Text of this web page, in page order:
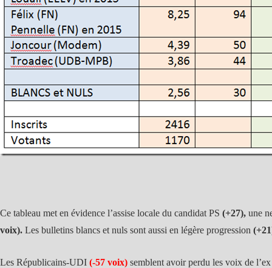
Ce tableau met en évidence l’assise locale du candidat PS (+27), une
voix). Les bulletins blancs et nuls sont aussi en légère progression
Les Républicains-UDI (-57 voix) semblent avoir perdu les voix de